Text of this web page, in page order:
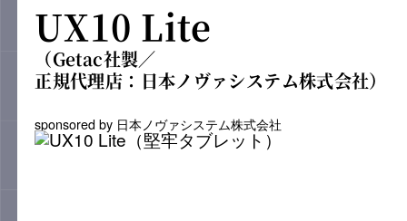
UX10 Lite
（Getac社製／
正規代理店：日本ノヴァシステム株式会社）
sponsored by 日本ノヴァシステム株式会社